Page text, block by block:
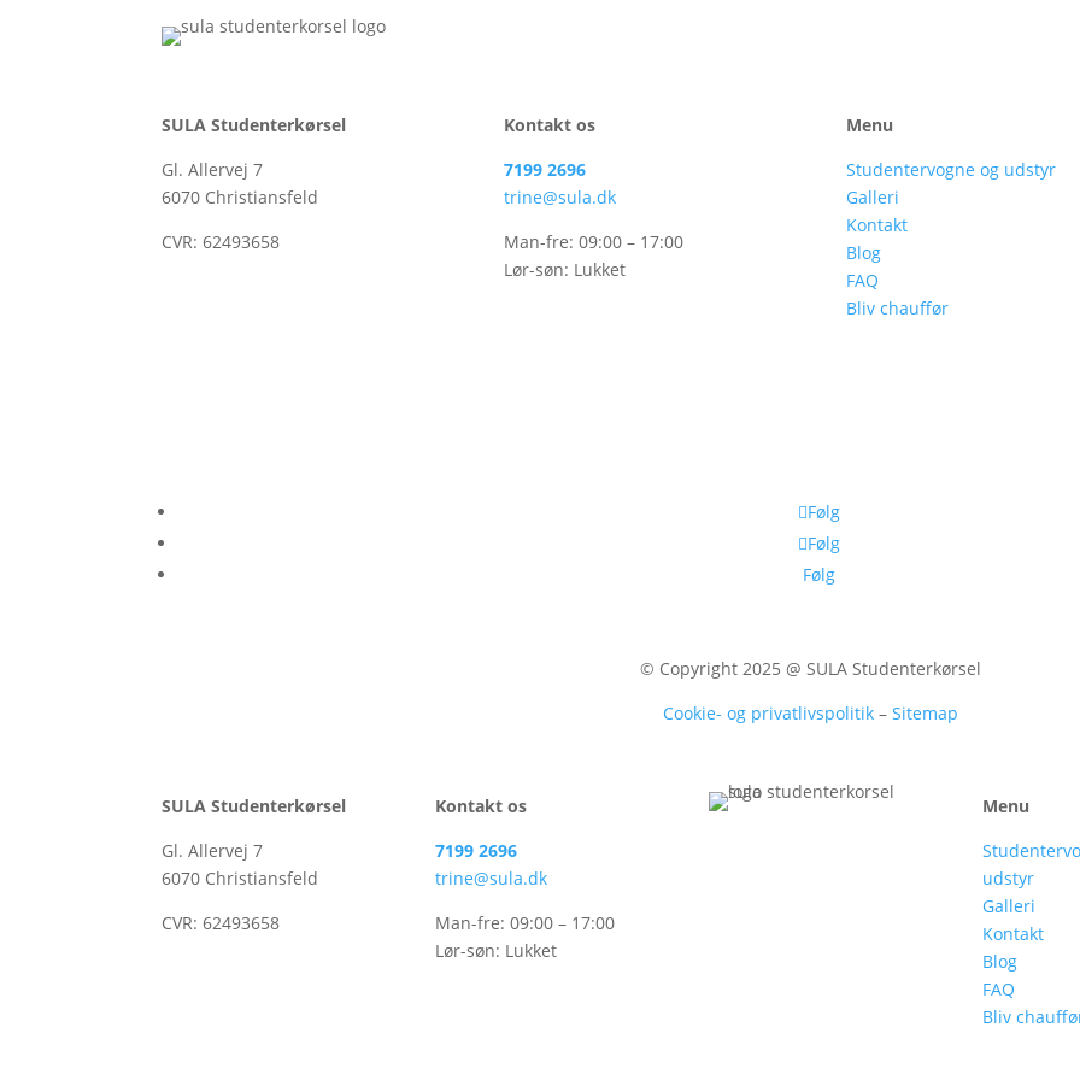
SULA Studenterkørsel
Gl. Allervej 7
6070 Christiansfeld
CVR:62493658
Kontakt os
7199 2696
trine@sula.dk
Man-fre: 09:00 – 17:00
Lør-søn: Lukket
Menu
Studentervogne og udstyr
Galleri
Kontakt
Blog
FAQ
Bliv chauffør
Følg
Følg
Følg
© Copyright 2025 @ SULA Studenterkørsel
Cookie- og privatlivspolitik– Sitemap
SULA Studenterkørsel
Gl. Allervej 7
6070 Christiansfeld
CVR:62493658
Kontakt os
7199 2696
trine@sula.dk
Man-fre: 09:00 – 17:00
Lør-søn: Lukket
Menu
udstyr
Galleri
Kontakt
Blog
FAQ
Bliv